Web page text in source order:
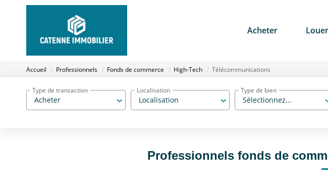
Acheter Louer
Accueil Professionnels Fonds de commerce High-Tech Télécommunications
Acheter
Type de transaction
Localisation
Localisation
Sélectionnez...
Type de bien
Professionnels fonds de